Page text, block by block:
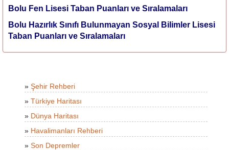
Bolu Fen Lisesi Taban Puanları ve Sıralamaları
Bolu Hazırlık Sınıfı Bulunmayan Sosyal Bilimler Lisesi
Taban Puanları ve Sıralamaları
» Şehir Rehberi
» Türkiye Haritası
» Dünya Haritası
» Havalimanları Rehberi
» Son Depremler